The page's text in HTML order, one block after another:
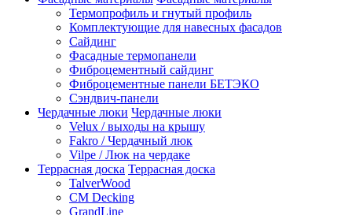
Термопрофиль и гнутый профиль
Комплектующие для навесных фасадов
Сайдинг
Фасадные термопанели
Фиброцементный сайдинг
Фиброцементные панели БЕТЭКО
Сэндвич-панели
Чердачные люки Чердачные люки
Velux / выходы на крышу
Fakro / Чердачный люк
Vilpe / Люк на чердаке
Террасная доска Террасная доска
TalverWood
CM Decking
GrandLine